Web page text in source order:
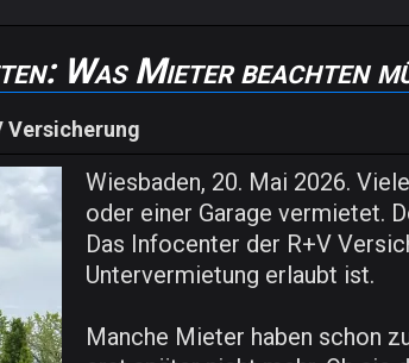
Was Mieter beachten
Versicherung
Wiesbaden, 20. Mai 2026.
oder einer Garage vermietet.
Das Infocenter der R+V
Untervermietung erlaubt ist.
Manche Mieter haben schon